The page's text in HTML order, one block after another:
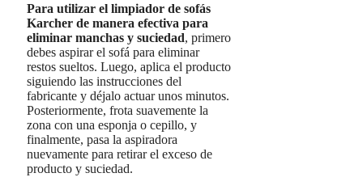
Para utilizar el limpiador de sofás
Karcher de manera efectiva para
eliminar manchas y suciedad, primero
debes aspirar el sofá para eliminar
restos sueltos. Luego, aplica el producto
siguiendo las instrucciones del
fabricante y déjalo actuar unos minutos.
Posteriormente, frota suavemente la
zona con una esponja o cepillo, y
finalmente, pasa la aspiradora
nuevamente para retirar el exceso de
producto y suciedad.